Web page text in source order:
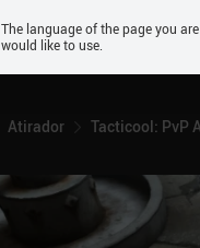
Android
Atirador Tacticool: PvP
The language of the page you
would like to use.